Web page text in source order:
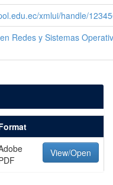
xmlui/handle/
Redes y Sistemas
View/Open